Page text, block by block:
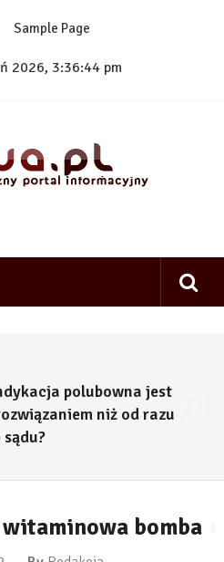
Sample Page
2026, 3:36:45 pm
polubowna jest
niż od razu
sądu?
bomba